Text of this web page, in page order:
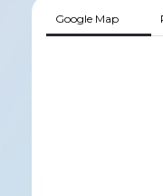
Google Map